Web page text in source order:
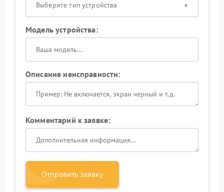
Выберите тип устройства
Модель устройства:
Описание неисправности:
Комментарий к заявке:
Отправить заявку